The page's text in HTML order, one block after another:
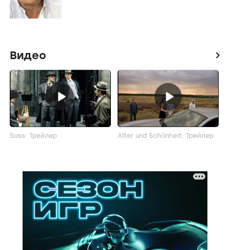
Видео icon
Sass: Трейлер Alter und Schönheit: Трейлер